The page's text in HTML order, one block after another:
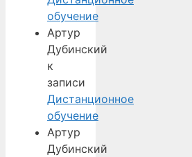
обучение
Артур
Дубинский
к
записи
Дистанционное
обучение
Артур
Дубинский